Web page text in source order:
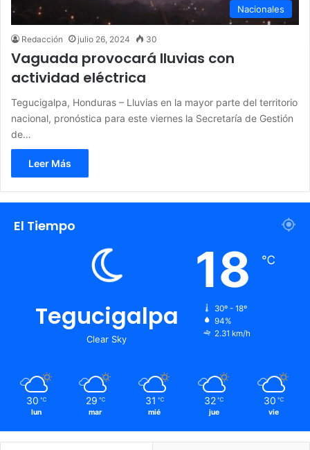
Nacionales
Redacción julio 26, 2024 30
Vaguada provocará lluvias con
actividad eléctrica
Tegucigalpa, Honduras – Lluvias en la mayor parte del territorio
nacional, pronóstica para este viernes la Secretaría de Gestión
de…
Leer Más
El Tiempo
Tegucigalpa
Clear Sky
18 ℃
30º - 18º
94%
2.31 km/h
30 ℃
lun
29 ℃
mar
31 ℃
mié
32 ℃
jue
30 ℃
vie